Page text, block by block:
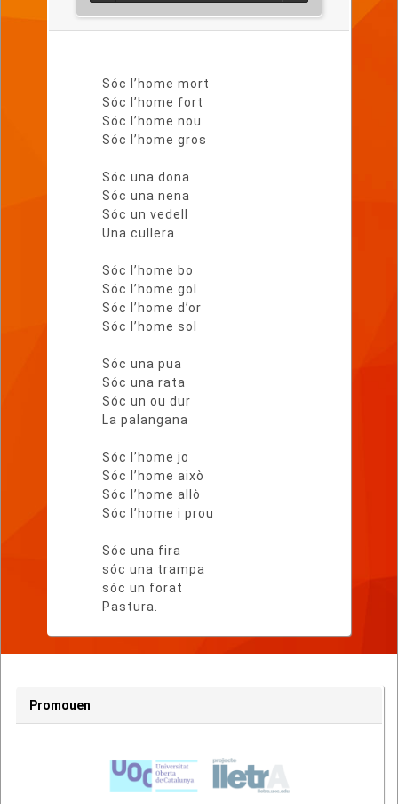
Sóc l’home mort
Sóc l’home fort
Sóc l’home nou
Sóc l’home gros
Sóc una dona
Sóc una nena
Sóc un vedell
Una cullera
Sóc l’home bo
Sóc l’home gol
Sóc l’home d’or
Sóc l’home sol
Sóc una pua
Sóc una rata
Sóc un ou dur
La palangana
Sóc l’home jo
Sóc l’home això
Sóc l’home allò
Sóc l’home i prou
Sóc una fira
sóc una trampa
sóc un forat
Pastura.
Promouen